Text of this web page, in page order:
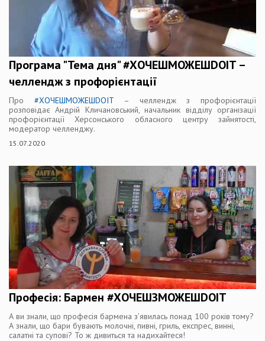
Програма "Тема дня" #ХОЧЕШМОЖЕШDOIT –
челлендж з профорієнтації
Про #ХОЧЕШМОЖЕШDOIT – челлендж з профорієнтації
розповідає Андрій Кличановський, начальник відділу організації
профорієнтації Херсонського обласного центру зайнятості,
модератор челленджу.
15.07.2020
Професія: Бармен #ХОЧЕШЗМОЖЕШDOIT
А ви знали, що професія бармена з’явилась понад 100 років тому?
А знали, що бари бувають молочні, пивні, гриль, експрес, винні,
салатні та супові? То ж дивиться та надихайтеся!